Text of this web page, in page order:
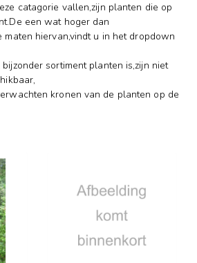
catagorie vallen,zijn planten die op
een wat hoger dan
maten hiervan,vindt u in het dropdown
sortiment planten is,zijn niet
kronen van de planten op de